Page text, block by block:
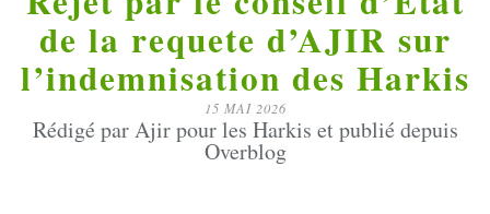
de la requete d’AJIR sur
l’indemnisation des Harkis
15 MAI 2026
Rédigé par Ajir pour les Harkis et publié depuis
Overblog